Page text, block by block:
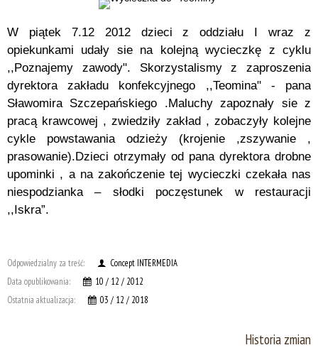
W piątek 7.12 2012 dzieci z oddziału I wraz z
opiekunkami udały sie na kolejną wycieczkę z cyklu
,,Poznajemy zawody". Skorzystalismy z zaproszenia
dyrektora zakładu konfekcyjnego ,,Teomina" - pana
Sławomira Szczepańskiego .Maluchy zapoznały sie z
pracą krawcowej , zwiedziły zakład , zobaczyły kolejne
cykle powstawania odzieży (krojenie ,zszywanie ,
prasowanie).Dzieci otrzymały od pana dyrektora drobne
upominki , a na zakończenie tej wycieczki czekała nas
niespodzianka – słodki poczęstunek w restauracji
,,Iskra”.
Odpowiedzialny za treść:
Concept INTERMEDIA
Data opublikowania:
10 / 12 / 2012
Ostatnia aktualizacja:
03 / 12 / 2018
Historia zmian